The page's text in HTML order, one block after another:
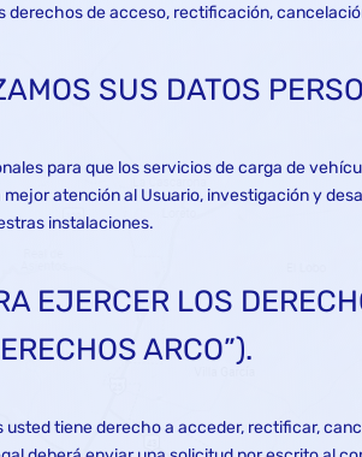
derechos de acceso, rectificación,
SUS DATOS
para que los servicios de carga de
atención al Usuario, investigación y
instalaciones.
EJERCER LOS
ARCO”).
usted tiene derecho a acceder, rectificar,